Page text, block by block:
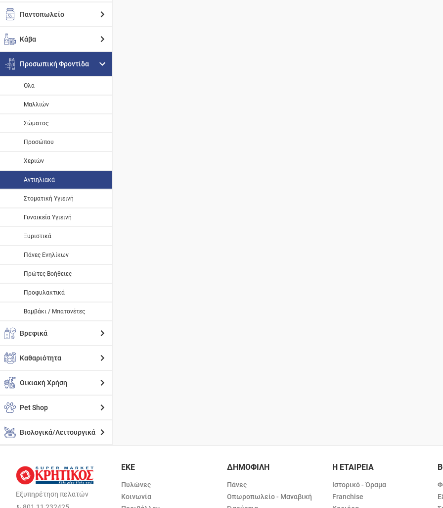
Παντοπωλείο
Κάβα
Προσωπική Φροντίδα
Όλα
Μαλλιών
Σώματος
Προσώπου
Χεριών
Αντιηλιακά
Στοματική Υγιεινή
Γυναικεία Υγιεινή
Ξυριστικά
Πάνες Ενηλίκων
Πρώτες Βοήθειες
Προφυλακτικά
Βαμβάκι / Μπατονέτες
Βρεφικά
Καθαριότητα
Οικιακή Χρήση
Pet Shop
Βιολογικά/Λειτουργικά
Εξυπηρέτηση πελατών
ΕΚΕ
Πυλώνες
Κοινωνία
ΔΗΜΟΦΙΛΗ
Πάνες
Οπωροπωλείο - Μαναβική
Η ΕΤΑΙΡΕΙΑ
Ιστορικό - Όραμα
Franchise